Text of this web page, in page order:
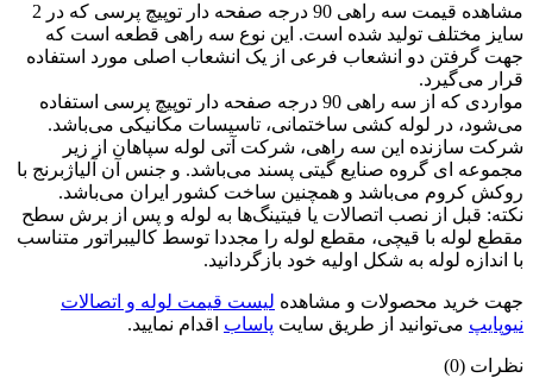
مشاهده قیمت سه راهی 90 درجه صفحه دار توپیچ پرسی که در 2
سایز مختلف تولید شده است. این نوع سه راهی قطعه است که
جهت گرفتن دو انشعاب فرعی از یک انشعاب اصلی مورد استفاده
قرار می‌گیرد.
مواردی که از سه راهی 90 درجه صفحه دار توپیچ پرسی استفاده
می‌شود، در لوله کشی ساختمانی، تاسیسات مکانیکی می‌باشد.
شرکت سازنده این سه راهی، شرکت آتی لوله سپاهان از زیر
مجموعه ای گروه صنایع گیتی پسند می‌باشد. و جنس آن آلیاژبرنج با
روکش کروم می‌باشد و همچنین ساخت کشور ایران می‌باشد.
نکته: قبل از نصب اتصالات یا فیتینگ‌ها به لوله و پس از برش سطح
مقطع لوله با قیچی، مقطع لوله را مجددا توسط کالیبراتور متناسب
با اندازه لوله به شکل اولیه خود بازگردانید.
جهت خرید محصولات و مشاهده لیست قیمت لوله و اتصالات
نیوپایپ می‌توانید از طریق سایت پاساب اقدام نمایید.
نظرات (0)